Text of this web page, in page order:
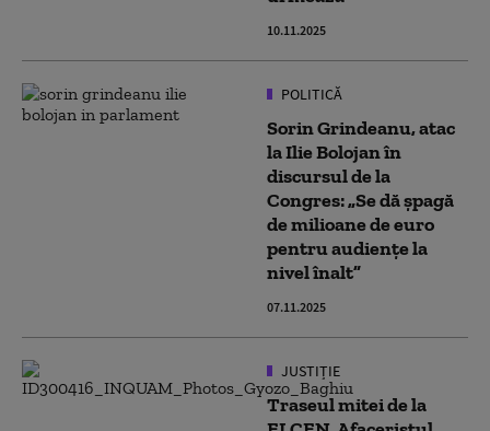
10.11.2025
POLITICĂ
Sorin Grindeanu, atac
la Ilie Bolojan în
discursul de la
Congres: „Se dă șpagă
de milioane de euro
pentru audiențe la
nivel înalt”
07.11.2025
JUSTIȚIE
Traseul mitei de la